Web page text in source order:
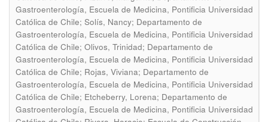
Gastroenterología, Escuela de Medicina, Pontificia Universidad
Católica de Chile; Solís, Nancy; Departamento de
Gastroenterología, Escuela de Medicina, Pontificia Universidad
Católica de Chile; Olivos, Trinidad; Departamento de
Gastroenterología, Escuela de Medicina, Pontificia Universidad
Católica de Chile; Rojas, Viviana; Departamento de
Gastroenterología, Escuela de Medicina, Pontificia Universidad
Católica de Chile; Etcheberry, Lorena; Departamento de
Gastroenterología, Escuela de Medicina, Pontificia Universidad